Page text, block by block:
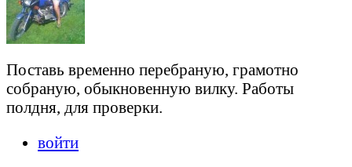
Поставь временно перебраную, грамотно
собраную, обыкновенную вилку. Работы
полдня, для проверки.
войти